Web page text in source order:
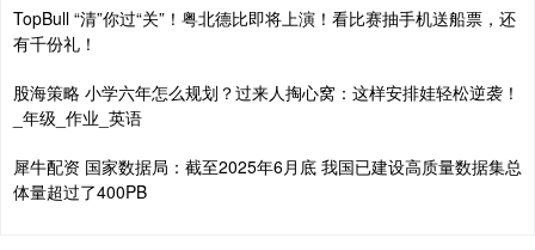
TopBull “清”你过“关”！粤北德比即将上演！看比赛抽手机送船票，还
有千份礼！
股海策略 小学六年怎么规划？过来人掏心窝：这样安排娃轻松逆袭！
_年级_作业_英语
犀牛配资 国家数据局：截至2025年6月底 我国已建设高质量数据集总
体量超过了400PB